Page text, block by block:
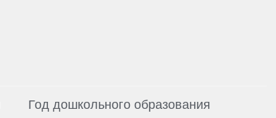
Год дошкольного образования